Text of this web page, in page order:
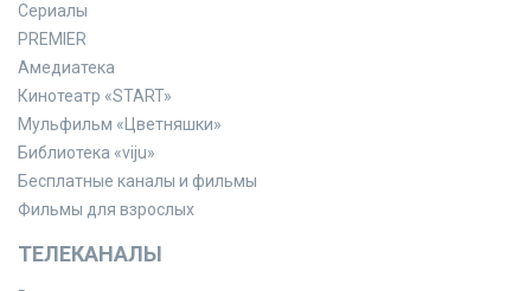
Сериалы
PREMIER
Амедиатека
Кинотеатр «START»
Мульфильм «Цветняшки»
Библиотека «viju»
Бесплатные каналы и фильмы
Фильмы для взрослых
ТЕЛЕКАНАЛЫ